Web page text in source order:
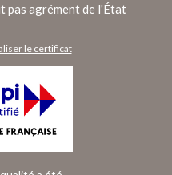
pas agrément de l'État
le certificat